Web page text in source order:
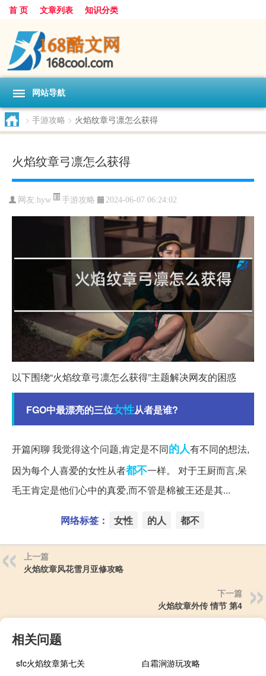
首 页 文章列表 知识分类
网站导航
> 手游攻略 > 火焰纹章弓凛怎么获得
火焰纹章弓凛怎么获得
网友:hyw 手游攻略 2024-06-07 06:24:02
以下围绕“火焰纹章弓凛怎么获得”主题解决网友的困惑
FGO中最漂亮的三位女性从者是谁?
开篇闲聊 我觉得这个问题,肯定是不同的人有不同的想法,
因为每个人喜爱的女性从者都不一样。 对于王厨而言,呆
毛王肯定是他们心中的真爱,而不管是棉被王还是其...
网络标签： 女性 的人 都不
上一篇
火焰纹章风花雪月亚修攻略
下一篇
火焰纹章外传 情节 第4
相关问题
sfc火焰纹章第七关
白霜涧游玩攻略